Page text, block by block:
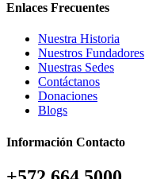
Enlaces Frecuentes
Nuestra Historia
Nuestros Fundadores
Nuestras Sedes
Contáctanos
Donaciones
Blogs
Información Contacto